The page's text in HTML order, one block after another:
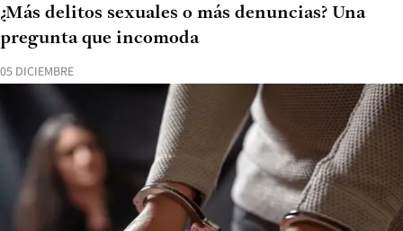
05 DICIEMBRE
¿Más delitos sexuales o más denuncias? Una
pregunta que incomoda